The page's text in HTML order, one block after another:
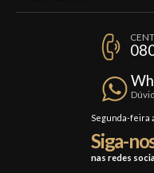
Política de Privacidade
Trocas e Devoluções
Formas de Pagamento
Segunda-feira
Siga-
nas redes